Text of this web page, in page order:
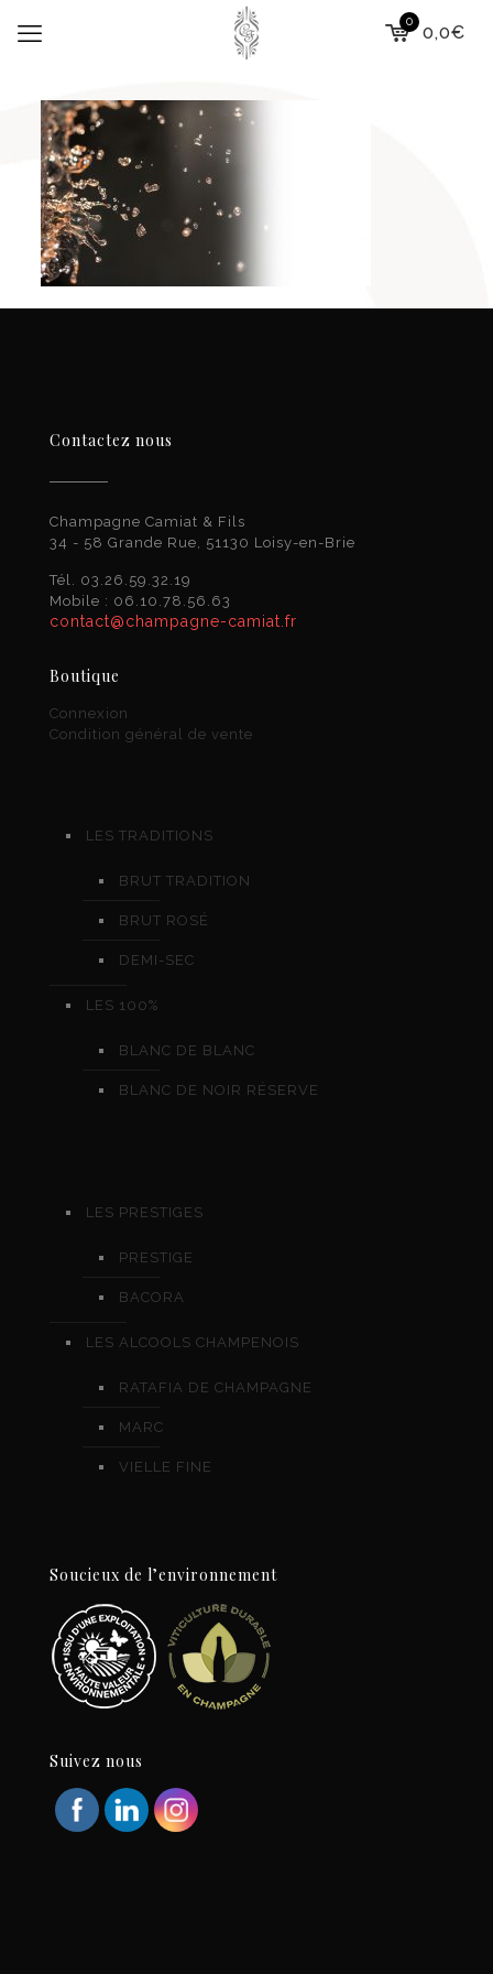
0
0,0€
Contactez nous
Champagne Camiat & Fils
34 - 58 Grande Rue, 51130 Loisy-en-Brie
Tél. 03.26.59.32.19
Mobile : 06.10.78.56.63
contact@champagne-camiat.fr
Boutique
Connexion
Condition général de vente
LES TRADITIONS
BRUT TRADITION
BRUT ROSÉ
DEMI-SEC
LES 100%
BLANC DE BLANC
BLANC DE NOIR RÉSERVE
LES PRESTIGES
PRESTIGE
BACORA
LES ALCOOLS CHAMPENOIS
RATAFIA DE CHAMPAGNE
MARC
VIELLE FINE
Soucieux de l’environnement
Suivez nous